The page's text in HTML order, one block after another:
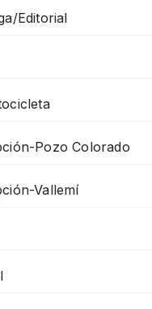
Editorial
Pozo Colorado
Vallemí